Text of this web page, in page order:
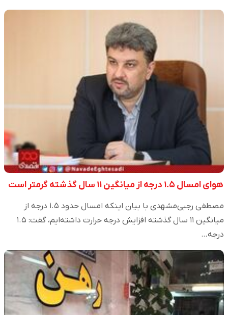
هوای امسال ۱.۵ درجه از میانگین ۱۱ سال گذشته گرمتر است
مصطفی رجبی‌مشهدی با بیان اینکه امسال حدود ۱.۵ درجه از
میانگین ۱۱ سال گذشته افزایش درجه حرارت داشته‌ایم، گفت: ۱.۵
درجه…